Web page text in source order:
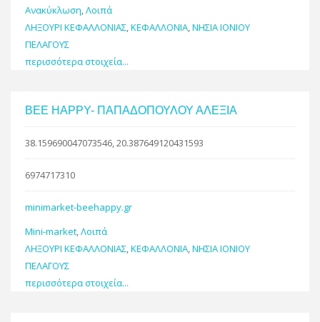
Ανακύκλωση,Λοιπά
ΛΗΞΟΥΡΙ ΚΕΦΑΛΛΟΝΙΑΣ,ΚΕΦΑΛΛΟΝΙΑ,ΝΗΣΙΑ ΙΟΝΙΟΥ
ΠΕΛΑΓΟΥΣ
περισσότερα στοιχεία...
BEE HAPPY- ΠΑΠΑΔΟΠΟΥΛΟΥ ΑΛΕΞΙΑ
38.159690047073546, 20.387649120431593
6974717310
minimarket-beehappy.gr
Mini-market,Λοιπά
ΛΗΞΟΥΡΙ ΚΕΦΑΛΛΟΝΙΑΣ,ΚΕΦΑΛΛΟΝΙΑ,ΝΗΣΙΑ ΙΟΝΙΟΥ
ΠΕΛΑΓΟΥΣ
περισσότερα στοιχεία...